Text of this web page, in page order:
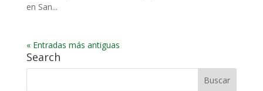
en San...
« Entradas más antiguas
Search